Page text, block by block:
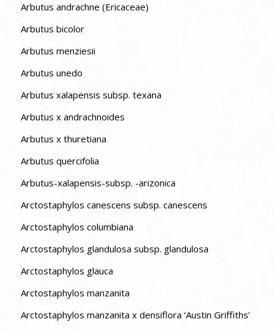
Arbutus andrachne (Ericaceae)
Arbutus bicolor
Arbutus menziesii
Arbutus unedo
Arbutus xalapensis subsp. texana
Arbutus x andrachnoides
Arbutus x thuretiana
Arbutus quercifolia
Arbutus-xalapensis-subsp. -arizonica
Arctostaphylos canescens subsp. canescens
Arctostaphylos columbiana
Arctostaphylos glandulosa subsp. glandulosa
Arctostaphylos glauca
Arctostaphylos manzanita
Arctostaphylos manzanita x densiflora ‘Austin Griffiths’